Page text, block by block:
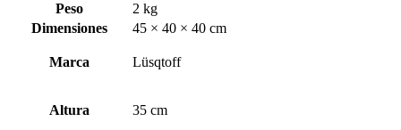
Peso
2 kg
Dimensiones
45 × 40 × 40 cm
Marca Lüsqtoff
Altura 35 cm